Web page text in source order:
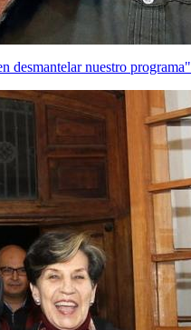
desmantelar nuestro programa"